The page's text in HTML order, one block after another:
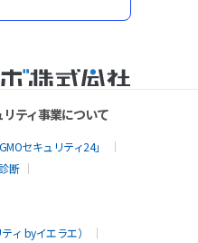
ティ事業について
セキュリティ24」
断
ィ byイエラエ）